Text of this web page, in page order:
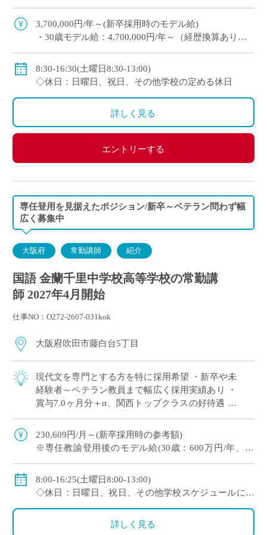
流にも注力 ※高校免許 […]
3,700,000円/年～(新卒採用時のモデル給)
・30歳モデル給：4,700,000円/年～（経歴換算あり）
※上記以外に補習手当、特殊業務手当、通勤手当、入
試手当、クラブ活動手当を支給
◇保険：私学共済、雇用保険、労災保険
8:30-16:30(土曜日8:30-13:00)
◇休日：日曜日、祝日、その他学校の定める休日
詳しく見る
エントリーする
専任登用を見据えたポジション/新卒～ベテラン問わず幅
広く募集中
大阪府 常勤講師 紹介
国語 金蘭千里中学校高等学校の常勤講
師 2027年4月開始
仕事NO：O272-2607-031kok
大阪府吹田市藤白台5丁目
現代文を専門とする方を特に採用希望 ・新卒や未
経験者～ベテラン教員まで幅広く採用実績あり ・
賞与7.0ヶ月分＋α、関西トップクラスの好待遇 ・
・1クラス30名の少人数授業、 […]
230,609円/月～(新卒採用時の参考額)
※専任教諭登用後のモデル給(30歳：600万円/年、35
◇賞与：有(7.0ヶ月分＋α ※過去実績)
◇手当：各種有
◇保険：私学共済、雇用保険、労災保険
8:00-16:25(土曜日8:00-13:00)
◇休日：日曜日、祝日、その他学校スケジュールによ
詳しく見る